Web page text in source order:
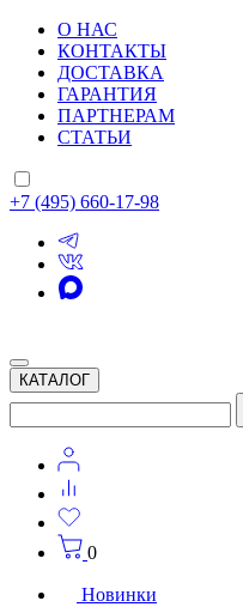
О НАС
КОНТАКТЫ
ДОСТАВКА
ГАРАНТИЯ
ПАРТНЕРАМ
СТАТЬИ
+7 (495) 660-17-98
КАТАЛОГ
0
Новинки